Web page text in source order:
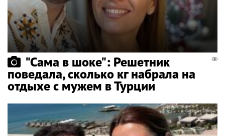
"Сама в шоке": Решетник
поведала, сколько кг набрала на
отдыхе с мужем в Турции